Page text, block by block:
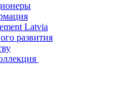
Latvia
развития